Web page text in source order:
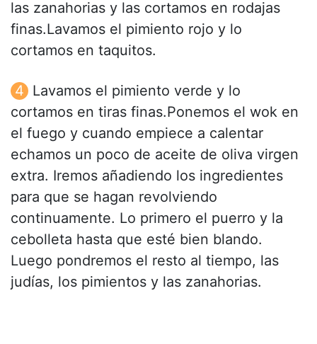
las zanahorias y las cortamos en rodajas
finas.Lavamos el pimiento rojo y lo
cortamos en taquitos.
Lavamos el pimiento verde y lo
cortamos en tiras finas.Ponemos el wok en
el fuego y cuando empiece a calentar
echamos un poco de aceite de oliva virgen
extra. Iremos añadiendo los ingredientes
para que se hagan revolviendo
continuamente. Lo primero el puerro y la
cebolleta hasta que esté bien blando.
Luego pondremos el resto al tiempo, las
judías, los pimientos y las zanahorias.